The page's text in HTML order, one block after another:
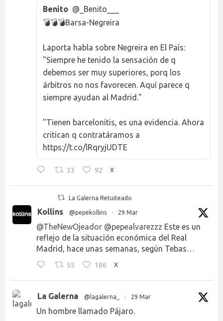
Benito @_Benito___
💣💣💣Barsa-Negreira
Laporta habla sobre Negreira en El País:
"Siempre he tenido la sensación de q
debemos ser muy superiores, porq los
árbitros no nos favorecen. Aquí parece q
siempre ayudan al Madrid."
"Tienen barcelonitis, es una evidencia. Ahora
critican q contratáramos a
https://t.co/lRqryjUDTE
33 92 X
La Galerna Retuiteado
Kollins @pepekollins · 29 Mar
@TheNewOjeador @pepealvarezzz Este es un
reflejo de la situación económica del Real
Madrid, hace unas semanas, según Tebas…
55 186 X
La Galerna @lagalerna_ · 29 Mar
Un hombre llamado Pájaro.